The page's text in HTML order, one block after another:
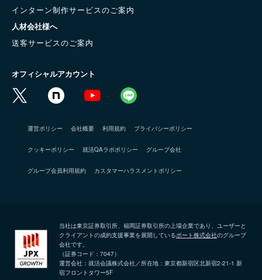
インターン制作サービスのご案内
人材会社様へ
送客サービスのご案内
オフィシャルアカウント
運営ポリシー 会社概要 利用規約 プライバシーポリシー
クッキーポリシー 就活QAラボポリシー グループ会社
グループ会員利用規約 カスタマーハラスメントポリシー
当社は東京証券取引所、福岡証券取引所の上場企業であり、ユーザーと
クライアントの成約支援事業を展開しているポート株式会社のグループ
会社です。
（証券コード：7047）
運営会社：就活会議株式会社／所在地：東京都新宿区北新宿2-21-1 新
宿フロントタワー5F